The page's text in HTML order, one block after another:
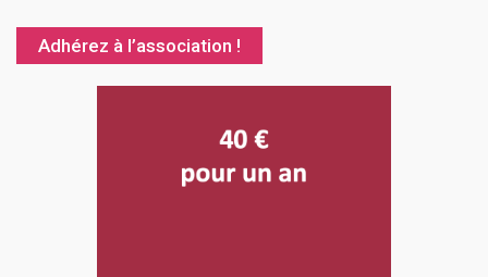
Adhérez à l’association !